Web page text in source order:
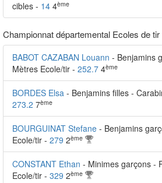
cibles - 14 4ème
Championnat départemental Ecoles de
BABOT CAZABAN Louann - Benjamins
Mètres Ecole/tir - 252.7 4ème
BORDES Elsa - Benjamins filles -
273.2 7ème
BOURGUINAT Stefane - Benjamins
Ecole/tir - 279 2ème
CONSTANT Ethan - Minimes garçons -
Ecole/tir - 329 2ème